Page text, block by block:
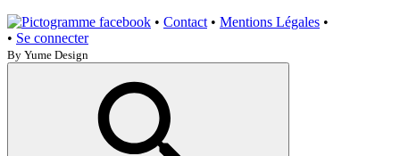
• Contact • Mentions Légales •
• Se connecter
By Yume Design